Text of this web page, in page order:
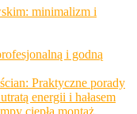
minimalizm i
i godną
Praktyczne porady
energii i hałasem